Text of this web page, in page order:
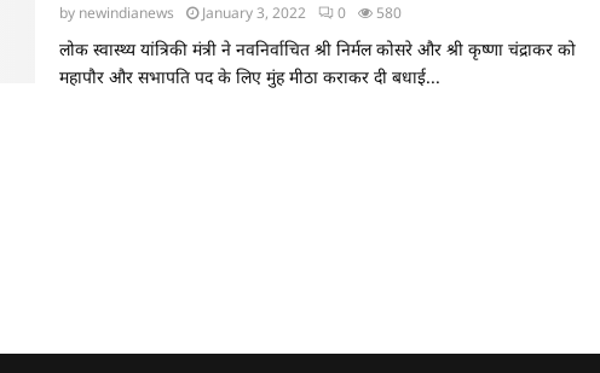
by newindianews January 3, 2022 0 580
लोक स्वास्थ्य यांत्रिकी मंत्री ने नवनिर्वाचित श्री निर्मल कोसरे और श्री कृष्णा चंद्राकर को
महापौर और सभापति पद के लिए मुंह मीठा कराकर दी बधाई...